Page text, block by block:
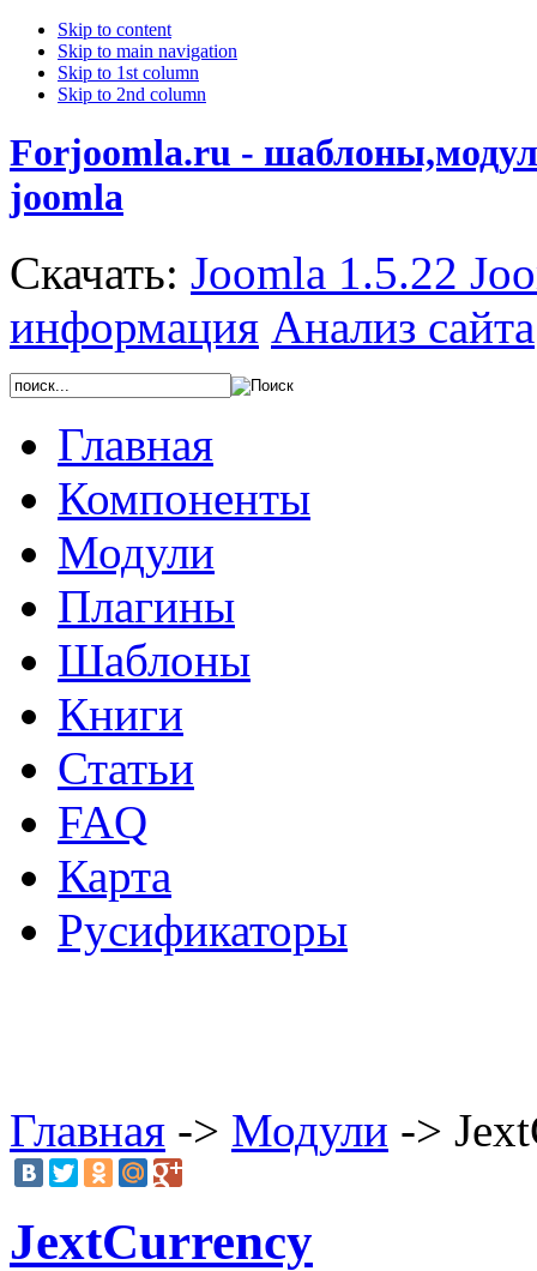
Skip to content
Skip to main navigation
Skip to 1st column
Skip to 2nd column
Forjoomla.ru -
joomla
Скачать: Joomla 1.5.22
информация Анализ сайта
Главная
Компоненты
Модули
Плагины
Шаблоны
Книги
Статьи
FAQ
Карта
Русификаторы
Главная -> Модули ->
JextCurrency